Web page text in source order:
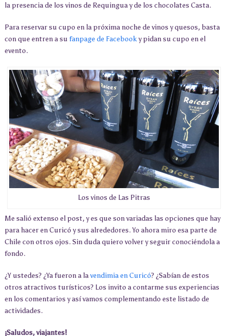
la presencia de los vinos de Requingua y de los chocolates Casta.
Para reservar su cupo en la próxima noche de vinos y quesos, basta
con que entren a su fanpage de Facebooky pidan su cupo en el
evento.
Los vinos de Las Pitras
Me salió extenso el post, y es que son variadas las opciones que hay
para hacer en Curicó y sus alrededores. Yo ahora miro esa parte de
Chile con otros ojos. Sin duda quiero volver y seguir conociéndola a
fondo.
¿Y ustedes? ¿Ya fueron a lavendimia en Curicó? ¿Sabían de estos
otros atractivos turísticos? Los invito a contarme sus experiencias
en los comentarios y así vamos complementando este listado de
actividades.
¡Saludos, viajantes!